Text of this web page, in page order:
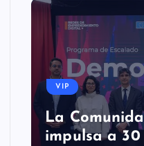
VIP
La
impulsa a 30